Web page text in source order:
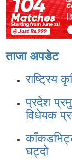
ताजा अपडेट
राष्ट्रिय
प्रदेश
विधेयक
घट्दो